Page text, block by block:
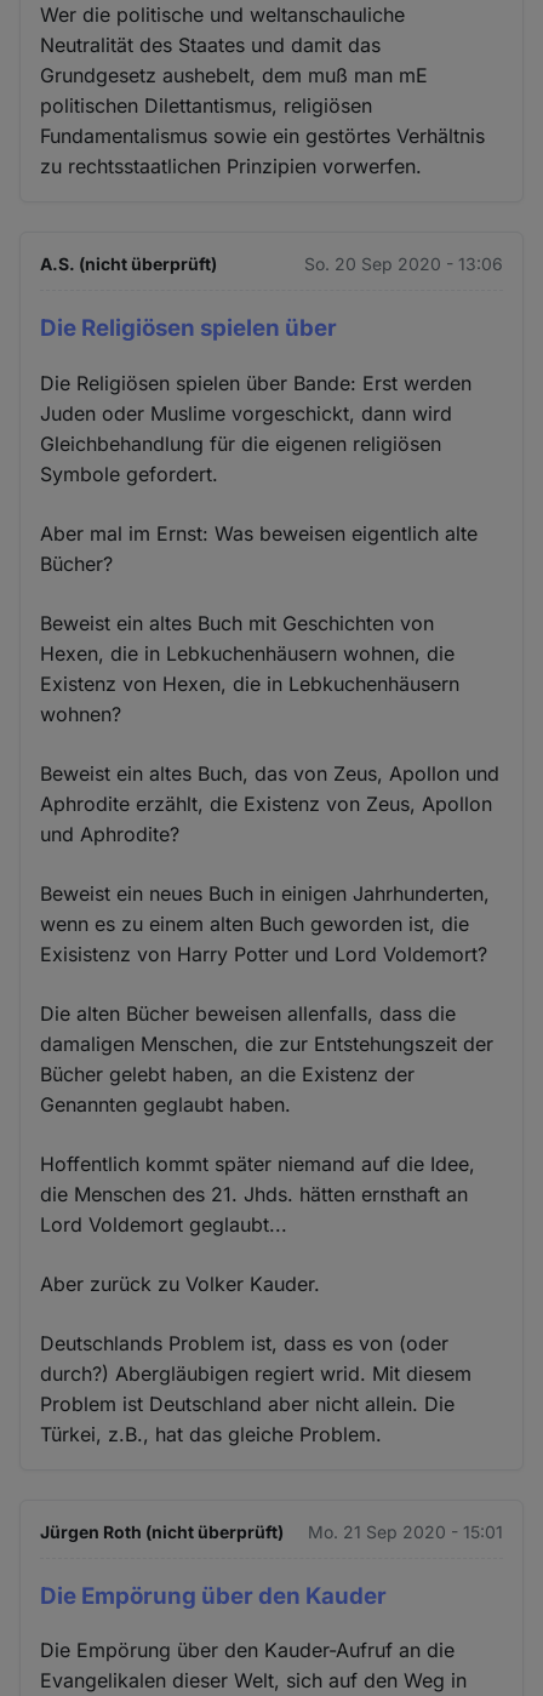
Wer die politische und weltanschauliche
Neutralität des Staates und damit das
Grundgesetz aushebelt, dem muß man mE
politischen Dilettantismus, religiösen
Fundamentalismus sowie ein gestörtes Verhältnis
zu rechtsstaatlichen Prinzipien vorwerfen.
A.S. (nicht überprüft) So. 20 Sep 2020 - 13:06
Die Religiösen spielen über
Die Religiösen spielen über Bande: Erst werden
Juden oder Muslime vorgeschickt, dann wird
Gleichbehandlung für die eigenen religiösen
Symbole gefordert.
Aber mal im Ernst: Was beweisen eigentlich alte
Bücher?
Beweist ein altes Buch mit Geschichten von
Hexen, die in Lebkuchenhäusern wohnen, die
Existenz von Hexen, die in Lebkuchenhäusern
wohnen?
Beweist ein altes Buch, das von Zeus, Apollon und
Aphrodite erzählt, die Existenz von Zeus, Apollon
und Aphrodite?
Beweist ein neues Buch in einigen Jahrhunderten,
wenn es zu einem alten Buch geworden ist, die
Exisistenz von Harry Potter und Lord Voldemort?
Die alten Bücher beweisen allenfalls, dass die
damaligen Menschen, die zur Entstehungszeit der
Bücher gelebt haben, an die Existenz der
Genannten geglaubt haben.
Hoffentlich kommt später niemand auf die Idee,
die Menschen des 21. Jhds. hätten ernsthaft an
Lord Voldemort geglaubt...
Aber zurück zu Volker Kauder.
Deutschlands Problem ist, dass es von (oder
durch?) Abergläubigen regiert wrid. Mit diesem
Problem ist Deutschland aber nicht allein. Die
Türkei, z.B., hat das gleiche Problem.
Jürgen Roth (nicht überprüft) Mo. 21 Sep 2020 - 15:01
Die Empörung über den Kauder
Die Empörung über den Kauder-Aufruf an die
Evangelikalen dieser Welt, sich auf den Weg in